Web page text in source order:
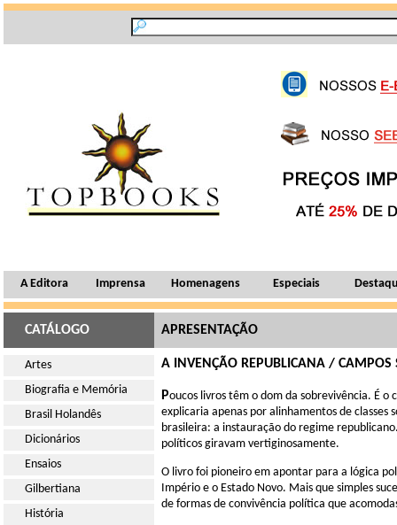
A Editora Imprensa Homenagens Especiais
CATÁLOGO APRESENTAÇÃO
Artes
Biografia e Memória
Brasil Holandês
Dicionários
Ensaios
Gilbertiana
História
A INVENÇÃO REPUBLICANA / CAMPOS
Poucos livros têm o dom da sobrevivência. É
explicaria apenas por alinhamentos de
brasileira: a instauração do regime
políticos giravam vertiginosamente.
O livro foi pioneiro em apontar para a lógica
Império e o Estado Novo. Mais que simples
de formas de convivência política que